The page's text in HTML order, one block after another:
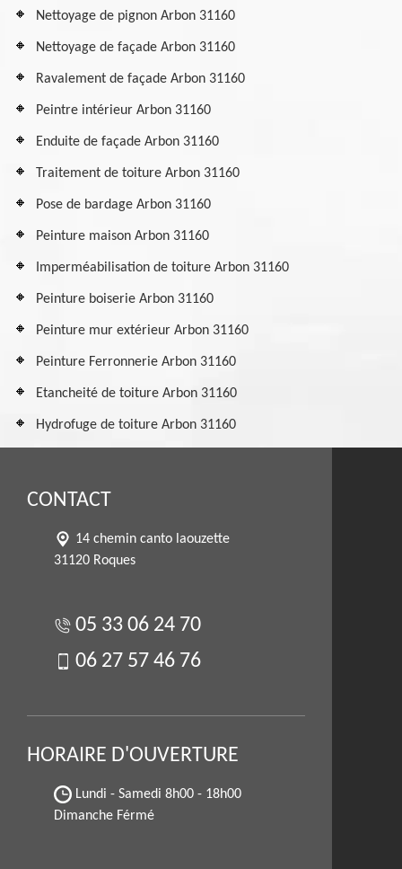
Nettoyage de pignon Arbon 31160
Nettoyage de façade Arbon 31160
Ravalement de façade Arbon 31160
Peintre intérieur Arbon 31160
Enduite de façade Arbon 31160
Traitement de toiture Arbon 31160
Pose de bardage Arbon 31160
Peinture maison Arbon 31160
Imperméabilisation de toiture Arbon 31160
Peinture boiserie Arbon 31160
Peinture mur extérieur Arbon 31160
Peinture Ferronnerie Arbon 31160
Etancheité de toiture Arbon 31160
Hydrofuge de toiture Arbon 31160
CONTACT
14 chemin canto laouzette
31120 Roques
05 33 06 24 70
06 27 57 46 76
HORAIRE D'OUVERTURE
Lundi - Samedi 8h00 - 18h00
Dimanche Férmé